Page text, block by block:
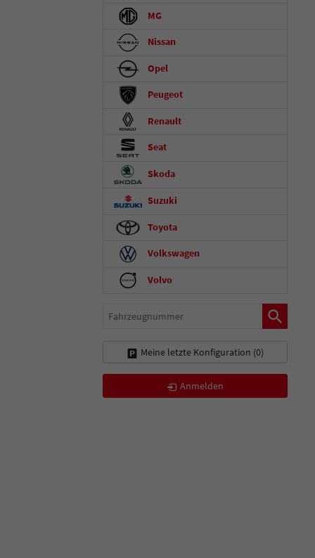
MG
Nissan
Opel
Peugeot
Renault
Seat
Skoda
Suzuki
Toyota
Volkswagen
Volvo
Fahrzeugnummer
Meine letzte Konfiguration (0)
Anmelden